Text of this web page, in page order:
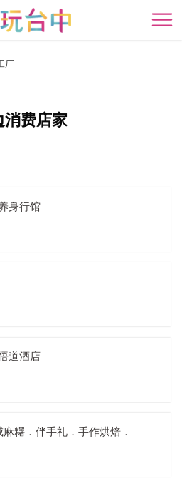
开
厂
费店家
身行馆
道酒店
糬．伴手礼．手作烘焙．